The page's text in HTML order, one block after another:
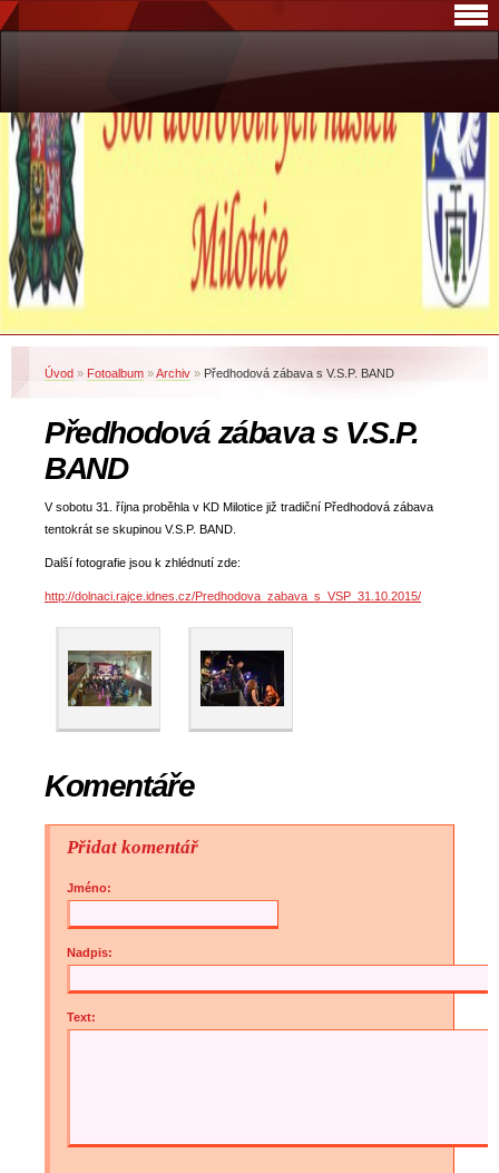
Úvod » Fotoalbum »Archiv » Předhodová zábava s V.S.P. BAND
Předhodová zábava s V.S.P.
BAND
V sobotu 31. října proběhla v KD Milotice již tradiční Předhodová zábava
tentokrát se skupinou V.S.P. BAND.
Další fotografie jsou k zhlédnutí zde:
http://dolnaci.rajce.idnes.cz/Predhodova_zabava_s_VSP_31.10.2015/
Komentáře
Přidat komentář
Jméno:
Nadpis:
Text: